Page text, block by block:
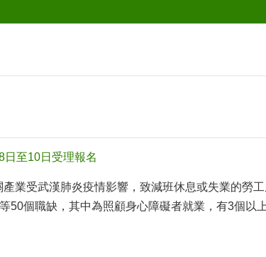
日至10日受理報名
業受武漢肺炎疫情影響，致減班休息或失業的勞
50個職缺，其中為照顧身心障礙者就業，有3個